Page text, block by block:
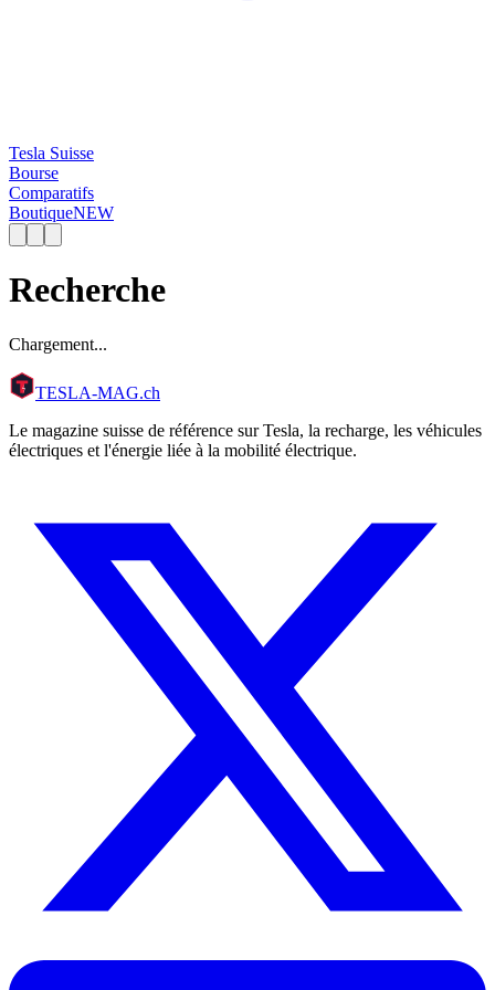
Tesla Suisse
Bourse
Comparatifs
BoutiqueNEW
Recherche
Chargement...
TESLA-MAG.ch
Le magazine suisse de référence sur Tesla, la recharge, les véhicules
électriques et l'énergie liée à la mobilité électrique.